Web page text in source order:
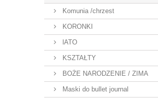
Komunia /chrzest
KORONKI
lATO
KSZTAŁTY
BOŻE NARODZENIE / ZIMA
Maski do bullet journal